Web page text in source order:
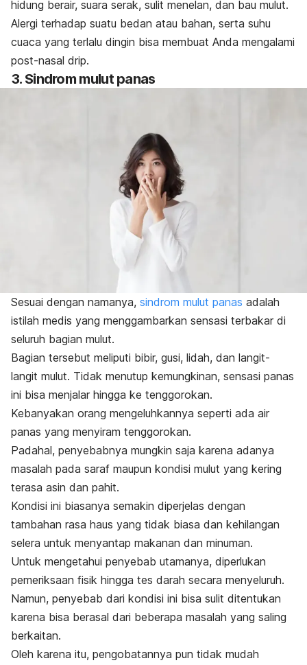
hidung berair, suara serak, sulit menelan, dan bau mulut.
Alergi terhadap suatu bedan atau bahan, serta suhu
cuaca yang terlalu dingin bisa membuat Anda mengalami
post-nasal drip.
3. Sindrom mulut panas
Sesuai dengan namanya, sindrom mulut panas adalah
istilah medis yang menggambarkan sensasi terbakar di
seluruh bagian mulut.
Bagian tersebut meliputi bibir, gusi, lidah, dan langit-
langit mulut. Tidak menutup kemungkinan, sensasi panas
ini bisa menjalar hingga ke tenggorokan.
Kebanyakan orang mengeluhkannya seperti ada air
panas yang menyiram tenggorokan.
Padahal, penyebabnya mungkin saja karena adanya
masalah pada saraf maupun kondisi mulut yang kering
terasa asin dan pahit.
Kondisi ini biasanya semakin diperjelas dengan
tambahan rasa haus yang tidak biasa dan kehilangan
selera untuk menyantap makanan dan minuman.
Untuk mengetahui penyebab utamanya, diperlukan
pemeriksaan fisik hingga tes darah secara menyeluruh.
Namun, penyebab dari kondisi ini bisa sulit ditentukan
karena bisa berasal dari beberapa masalah yang saling
berkaitan.
Oleh karena itu, pengobatannya pun tidak mudah